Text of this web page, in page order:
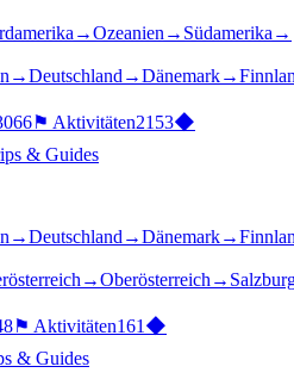
→Ozeanien → Südamerika →
→Deutschland →Dänemark→
⚑ Aktivitäten2153◆
& Guides
→Deutschland →Dänemark→
→Oberösterreich →
⚑ Aktivitäten161 ◆
& Guides